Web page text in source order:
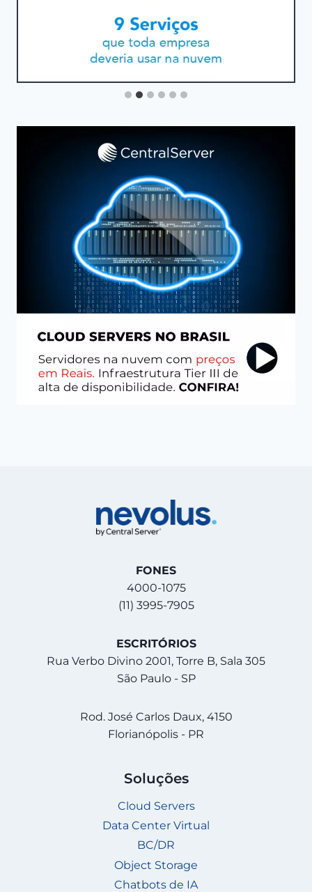
FONES
4000-1075
(11) 3995-7905
ESCRITÓRIOS
Rua Verbo Divino 2001, Torre B, Sala 305
São Paulo - SP
Rod. José Carlos Daux, 4150
Florianópolis - PR
Soluções
Cloud Servers
Data Center Virtual
BC/DR
Object Storage
Chatbots de IA